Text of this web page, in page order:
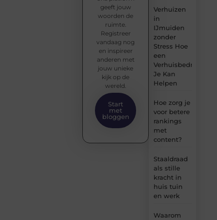
Verhuizen
in
IJmuiden
zonder
Stress Hoe
een
Verhuisbedrijf
Je Kan
Helpen
Hoe zorg je
voor betere
rankings
met
content?
Staaldraad
als stille
kracht in
huis tuin
en werk
Waarom
geeft jouw
woorden de
ruimte.
Registreer
vandaag nog
en inspireer
anderen met
jouw unieke
kijk op de
wereld.
Start
met
bloggen